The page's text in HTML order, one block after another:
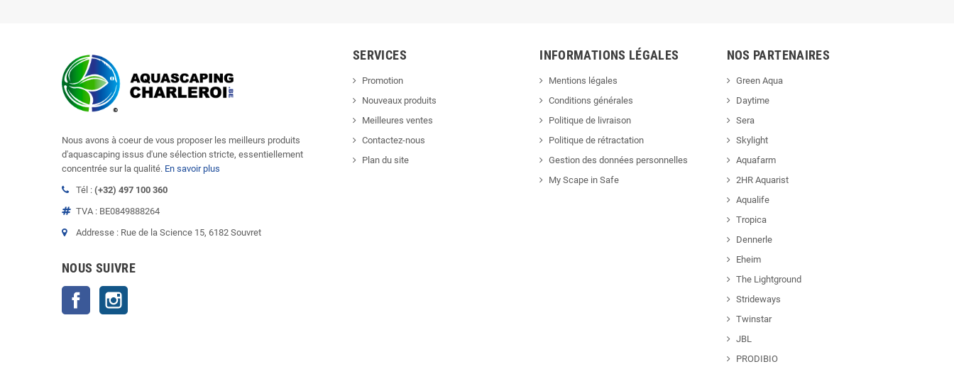
Nous avons à coeur de vous proposer les meilleurs produits
d'aquascaping issus d'une sélection stricte, essentiellement
concentrée sur la qualité. En savoir plus
Tél : (+32) 497 100 360
TVA : BE0849888264
Addresse : Rue de la Science 15, 6182 Souvret
NOUS SUIVRE
Facebook
SERVICES
Promotion
Nouveaux produits
Meilleures ventes
Contactez-nous
Plan du site
INFORMATIONS LÉGALES
Mentions légales
Conditions générales
Politique de livraison
Politique de rétractation
Gestion des données personnelles
My Scape in Safe
NOS PARTENAIRES
Green Aqua
Daytime
Sera
Skylight
Aquafarm
2HR Aquarist
Aqualife
Tropica
Dennerle
Eheim
The Lightground
Strideways
Twinstar
JBL
PRODIBIO